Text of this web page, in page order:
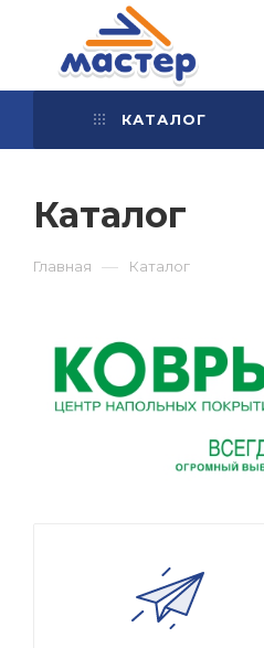
КАТАЛОГ
Каталог
Главная — Каталог